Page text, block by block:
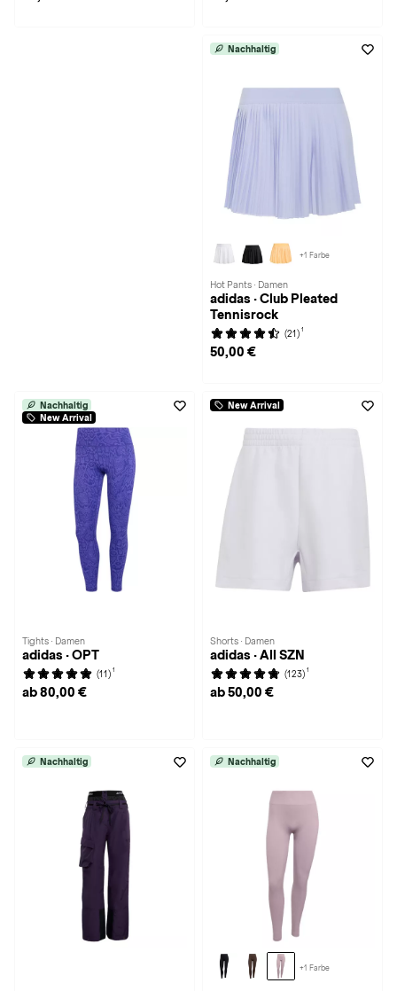
Nachhaltig
+1 Farbe
Hot Pants · Damen
adidas · Club Pleated
Tennisrock
(21) 1
50,00 €
Nachhaltig
New Arrival
Tights · Damen
adidas · OPT
(11) 1
ab 80,00 €
New Arrival
Shorts · Damen
adidas · All SZN
(123) 1
ab 50,00 €
Nachhaltig Nachhaltig
+1 Farbe